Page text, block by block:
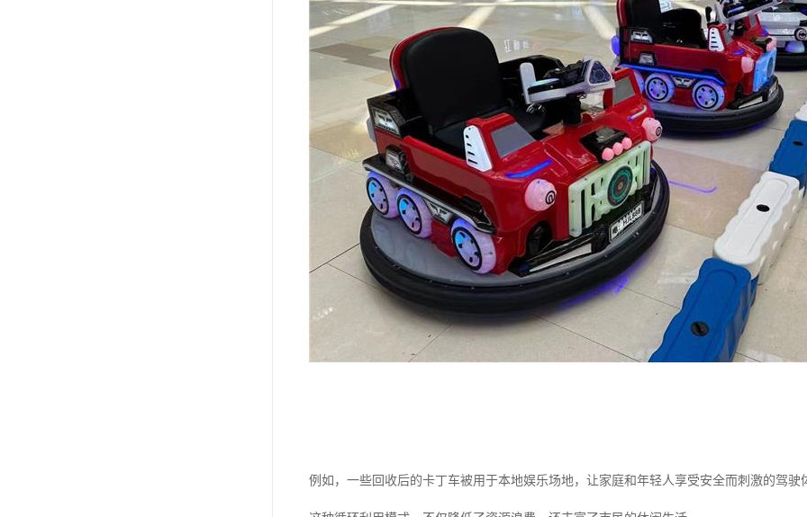
例如，一些回收后的卡丁车被用于本地娱乐场地，让家庭和年轻人享受安全而刺激的驾驶